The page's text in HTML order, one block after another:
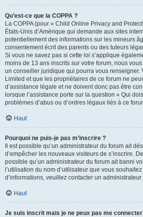
Qu’est-ce que la COPPA ?
La COPPA (pour « Child Online Privacy and
États-Unis d’Amérique qui demande aux sites
potentiellement des informations sur les mineurs
consentement écrit des parents ou des tuteurs
Si vous ne savez pas si cette loi s’applique
moins de 13 ans inscrits sur votre forum, nous
un conseiller juridique qui pourra vous renseigner.
Limited et que les propriétaires de ce forum ne
d’assistance légale et ne doivent donc pas être
lorsque l’assistance porte sur la question « Qui
problèmes d’abus ou d’ordres légaux liés à ce
Haut
Pourquoi ne puis-je pas m’inscrire ?
Il est possible qu’un administrateur du forum ait
d’empêcher les nouveaux visiteurs de s’inscrire.
possible qu’un administrateur du forum ait banni
l’utilisation du nom d’utilisateur que vous
d’informations, veuillez contacter un administrateur
Haut
Je suis inscrit mais je ne peux pas me connecter